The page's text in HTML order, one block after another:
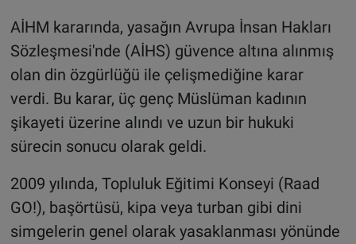
AİHM kararında, yasağın Avrupa İnsan Hakları
Sözleşmesi'nde (AİHS) güvence altına alınmış
olan din özgürlüğü ile çelişmediğine karar
verdi. Bu karar, üç genç Müslüman kadının
şikayeti üzerine alındı ve uzun bir hukuki
sürecin sonucu olarak geldi.
2009 yılında, Topluluk Eğitimi Konseyi (Raad
GO!), başörtüsü, kipa veya turban gibi dini
simgelerin genel olarak yasaklanması yönünde